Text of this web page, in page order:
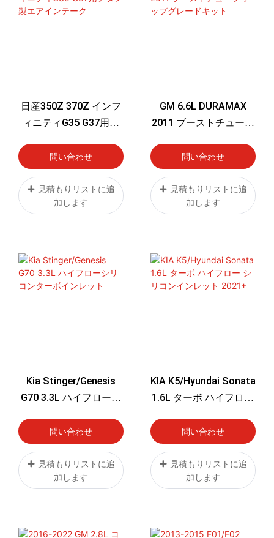
日産350Z 370Z インフ
ィニティG35 G37用チ
問い合わせ
見積もりリストに追
加します
GM 6.6L DURAMAX
2011 ブーストチューブ
問い合わせ
見積もりリストに追
加します
Kia Stinger/Genesis
G70 3.3L ハイフローシ
ト
問い合わせ
見積もりリストに追
加します
KIA K5/Hyundai Sonata
1.6L ターボ ハイフロー
2021+
問い合わせ
見積もりリストに追
加します